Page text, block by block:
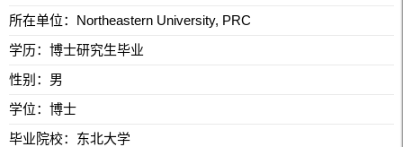
所在单位：Northeastern University, PRC
学历：博士研究生毕业
性别：男
学位：博士
毕业院校：东北大学